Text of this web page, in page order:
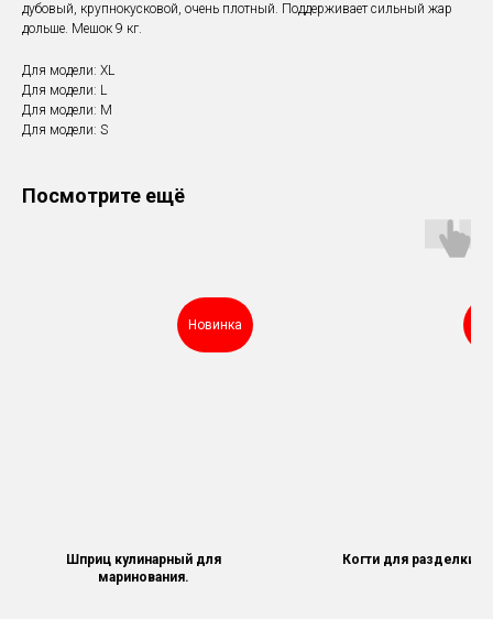
дубовый, крупнокусковой, очень плотный. Поддерживает сильный жар
дольше. Мешок 9 кг.
Для модели: XL
Для модели: L
Для модели: M
Для модели: S
Посмотрите ещё
Новинка
Шприц кулинарный для
маринования.
Когти для разделки